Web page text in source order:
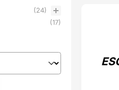
ESGOTADO
(24)
(17)